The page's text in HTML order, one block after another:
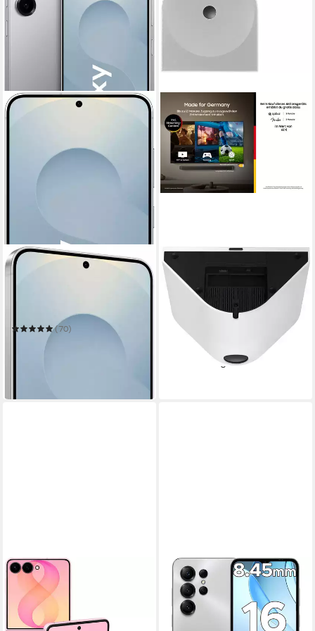
SAMSUNG
(70)
999,99 €
SAMSUNG
Music Studio 5 LS51H
Bluetooth-Speaker
Bluetooth, WLAN (WiFi) Netzwerkstandard
70 W
Gesamtleistung
2,4 kg
339,99 €
mtl. in 24 Raten
in 2-3 Werktagen bei dir